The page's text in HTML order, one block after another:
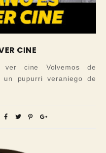
CINE
cine Volvemos de
pupurri veraniego de